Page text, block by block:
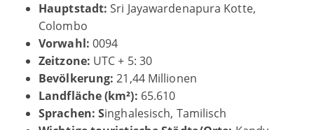
Hauptstadt:Sri Jayawardenapura Kotte,
Colombo
Vorwahl: 0094
Zeitzone: UTC + 5: 30
Bevölkerung:21,44 Millionen
Landfläche (km²): 65.610
Sprachen: Singhalesisch, Tamilisch